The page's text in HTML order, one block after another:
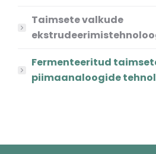
Taimsete valkude
Fermenteeritud
piimaanaloogide